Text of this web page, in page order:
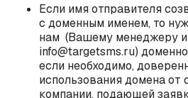
Если имя отправителя
с доменным именем, то
нам (Вашему менеджеру
info@targetsms.ru)
если необходимо,
использования домена от
компании, подающей